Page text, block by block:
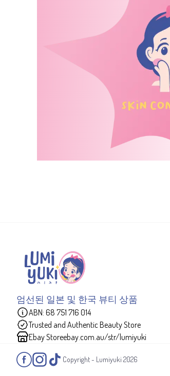
엄선된 일본 및 한국 뷰티 상품
ABN: 68 751 716 014
Trusted and Authentic Beauty Store
Ebay Storeebay.com.au/str/lumiyuki
Copyright - Lumiyuki 2026